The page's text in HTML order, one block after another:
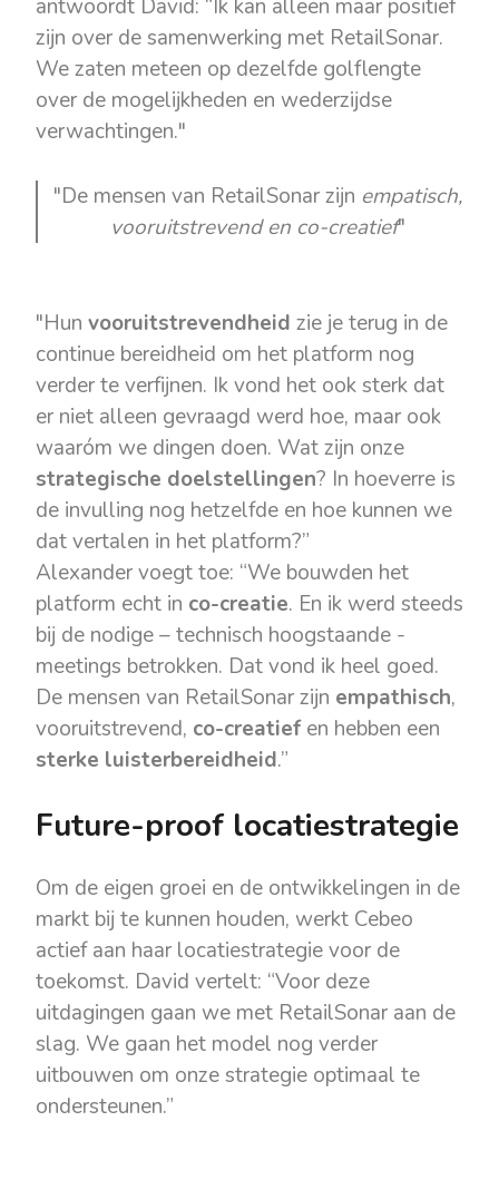
antwoordt David: “Ik kan alleen maar positief
zijn over de samenwerking met RetailSonar.
We zaten meteen op dezelfde golflengte
over de mogelijkheden en wederzijdse
verwachtingen."
"De mensen van RetailSonar zijn empatisch,
vooruitstrevend en co-creatief"
"Hun vooruitstrevendheid zie je terug in de
continue bereidheid om het platform nog
verder te verfijnen. Ik vond het ook sterk dat
er niet alleen gevraagd werd hoe, maar ook
waaróm we dingen doen. Wat zijn onze
strategische doelstellingen? In hoeverre is
de invulling nog hetzelfde en hoe kunnen we
dat vertalen in het platform?”
Alexander voegt toe: “We bouwden het
platform echt in co-creatie. En ik werd steeds
bij de nodige – technisch hoogstaande -
meetings betrokken. Dat vond ik heel goed.
De mensen van RetailSonar zijn empathisch,
vooruitstrevend, co-creatiefen hebben een
sterke luisterbereidheid.”
Future-proof locatiestrategie
Om de eigen groei en de ontwikkelingen in de
markt bij te kunnen houden, werkt Cebeo
actief aan haar locatiestrategie voor de
toekomst. David vertelt: “Voor deze
uitdagingen gaan we met RetailSonar aan de
slag. We gaan het model nog verder
uitbouwen om onze strategie optimaal te
ondersteunen.”